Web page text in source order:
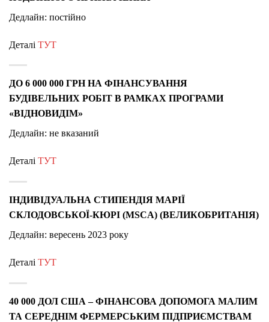
Дедлайн: постійно
Деталі ТУТ
ДО 6 000 000 ГРН НА ФІНАНСУВАННЯ
БУДІВЕЛЬНИХ РОБІТ В РАМКАХ ПРОГРАМИ
«ВІДНОВИДІМ»
Дедлайн: не вказаний
Деталі ТУТ
ІНДИВІДУАЛЬНА СТИПЕНДІЯ МАРІЇ
СКЛОДОВСЬКОЇ-КЮРІ (MSCA) (ВЕЛИКОБРИТАНІЯ)
Дедлайн: вересень 2023 року
Деталі ТУТ
40 000 ДОЛ США – ФІНАНСОВА ДОПОМОГА МАЛИМ
ТА СЕРЕДНІМ ФЕРМЕРСЬКИМ ПІДПРИЄМСТВАМ